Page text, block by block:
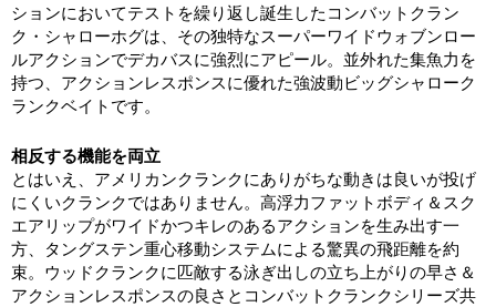
ションにおいてテストを繰り返し誕生したコンバットクラン
ク・シャローホグは、その独特なスーパーワイドウォブンロー
ルアクションでデカバスに強烈にアピール。並外れた集魚力を
持つ、アクションレスポンスに優れた強波動ビッグシャローク
ランクベイトです。
相反する機能を両立
とはいえ、アメリカンクランクにありがちな動きは良いが投げ
にくいクランクではありません。高浮力ファットボディ＆スク
エアリップがワイドかつキレのあるアクションを生み出す一
方、タングステン重心移動システムによる驚異の飛距離を約
束。ウッドクランクに匹敵する泳ぎ出しの立ち上がりの早さ＆
アクションレスポンスの良さとコンバットクランクシリーズ共